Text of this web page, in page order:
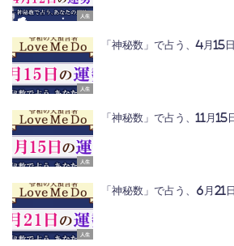
人生
人生
「神秘数」で占う、4月15
人生
「神秘数」で占う、11月15
人生
「神秘数」で占う、6月21